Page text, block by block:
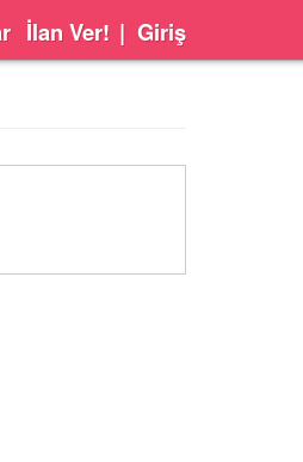
İlan Ver! | Giriş